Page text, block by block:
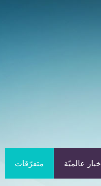
أخبار عالميّة متفرّقات